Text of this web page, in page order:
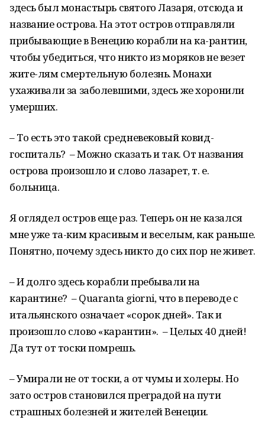
здесь был монастырь святого Лазаря, отсюда и
название острова. На этот остров отправляли
прибывающие в Венецию корабли на ка-рантин,
чтобы убедиться, что никто из моряков не везет
жите-лям смертельную болезнь. Монахи
ухаживали за заболевшими, здесь же хоронили
умерших.
– То есть это такой средневековый ковид-
госпиталь? – Можно сказать и так. От названия
острова произошло и слово лазарет, т. е.
больница.
Я оглядел остров еще раз. Теперь он не казался
мне уже та-ким красивым и веселым, как раньше.
Понятно, почему здесь никто до сих пор не живет.
– И долго здесь корабли пребывали на
карантине? – Quaranta giorni, что в переводе с
итальянского означает «сорок дней». Так и
произошло слово «карантин». – Целых 40 дней!
Да тут от тоски помрешь.
– Умирали не от тоски, а от чумы и холеры. Но
зато остров становился преградой на пути
страшных болезней и жителей Венеции.